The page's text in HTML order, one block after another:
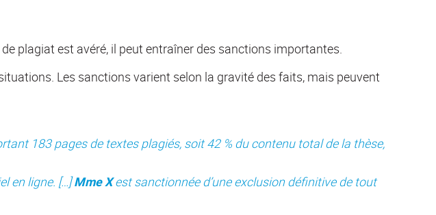
plagiat est avéré, il peut entraîner des sanctions importantes.
Les sanctions varient selon la gravité des faits, mais peuvent
183 pages de textes plagiés, soit 42 % du contenu total de la thèse,
en ligne. […]Mme Xest sanctionnée d’une exclusion définitive de tout